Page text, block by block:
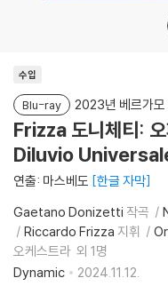
수입
Blu-ray 2023년 베르가모
Frizza 도니체티:
Diluvio
연출: 마스베도 한글 자막
Gaetano Donizetti 작곡
Riccardo Frizza 지휘
오케스트라 외 1명
Dynamic
2024.11.12.